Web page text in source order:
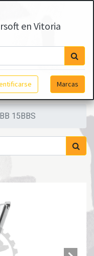
en Vitoria
Marcas
15BBS